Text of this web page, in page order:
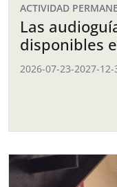
ACTIVIDAD
Las
disponibles
2026-07-23-2027-12-